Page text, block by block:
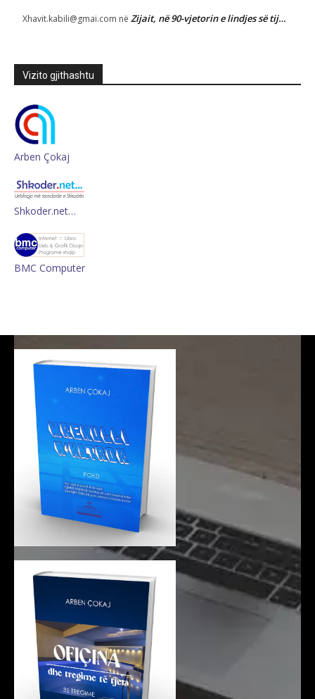
Xhavit.kabili@gmai.com në Zijait, në 90-vjetorin e lindjes së tij…
Vizito gjithashtu
Arben Çokaj
Shkoder.net…
BMC Computer